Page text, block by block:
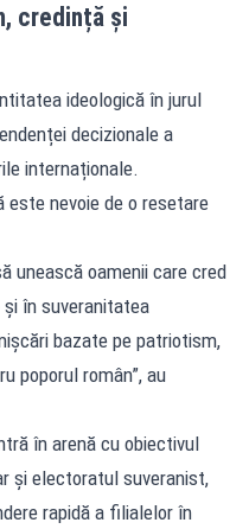
credință și
ideologică în jurul
decizionale a
internaționale.
este nevoie de o resetare
unească oamenii care cred
în suveranitatea
bazate pe patriotism,
poporul român”, au
în arenă cu obiectivul
și electoratul suveranist,
rapidă a filialelor în